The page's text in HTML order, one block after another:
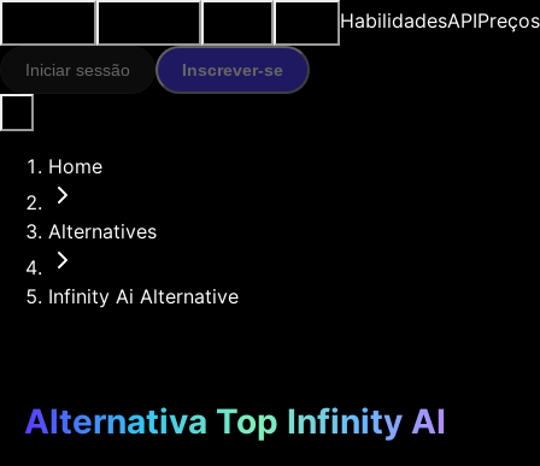
HabilidadesAPIPreços
Iniciar sessão Inscrever-se
Home
Alternatives
Infinity Ai Alternative
Alternativa Top Infinity AI